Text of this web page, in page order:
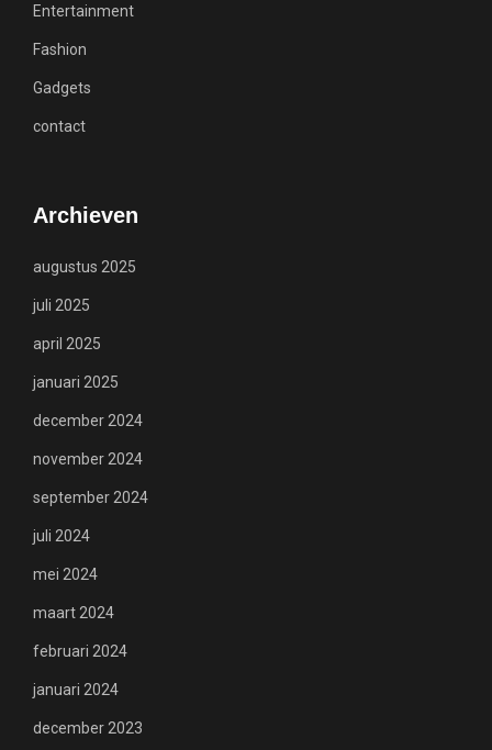
Entertainment
Fashion
Gadgets
contact
Archieven
augustus 2025
juli 2025
april 2025
januari 2025
december 2024
november 2024
september 2024
juli 2024
mei 2024
maart 2024
februari 2024
januari 2024
december 2023